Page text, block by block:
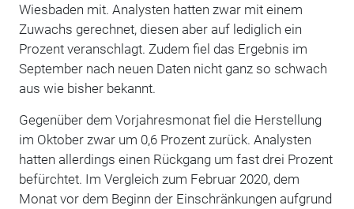
Wiesbaden mit. Analysten hatten zwar mit einem
Zuwachs gerechnet, diesen aber auf lediglich ein
Prozent veranschlagt. Zudem fiel das Ergebnis im
September nach neuen Daten nicht ganz so schwach
aus wie bisher bekannt.
Gegenüber dem Vorjahresmonat fiel die Herstellung
im Oktober zwar um 0,6 Prozent zurück. Analysten
hatten allerdings einen Rückgang um fast drei Prozent
befürchtet. Im Vergleich zum Februar 2020, dem
Monat vor dem Beginn der Einschränkungen aufgrund